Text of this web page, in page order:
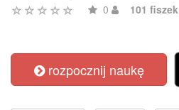
0 101 fiszek
rozpocznij naukę